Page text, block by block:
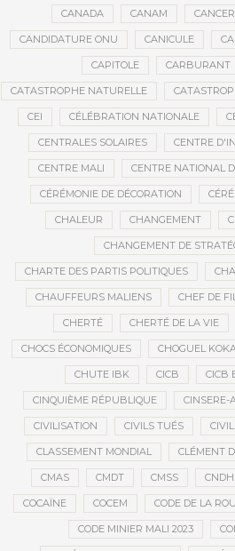
CANADA CANAM
CANDIDATURE ONU CANICULE
CAPITOLE CARBURANT
CATASTROPHE NATURELLE
CEI CÉLÉBRATION NATIONALE
CENTRALES SOLAIRES CENTRE
CENTRE MALI CENTRE NATIONAL
CÉRÉMONIE DE DÉCORATION
CHALEUR CHANGEMENT
CHANGEMENT DE
CHARTE DES PARTIS POLITIQUES
CHAUFFEURS MALIENS CHEF DE
CHERTÉ CHERTÉ DE LA VIE
CHOCS ÉCONOMIQUES CHOGUEL
CHUTE IBK CICB CICB
CINQUIÈME RÉPUBLIQUE CINSERE-
CIVILISATION CIVILS TUÉS
CLASSEMENT MONDIAL CLÉMENT
CMAS CMDT CMSS CNDH
COCAÏNE COCEM CODE DE LA
CODE MINIER MALI 2023